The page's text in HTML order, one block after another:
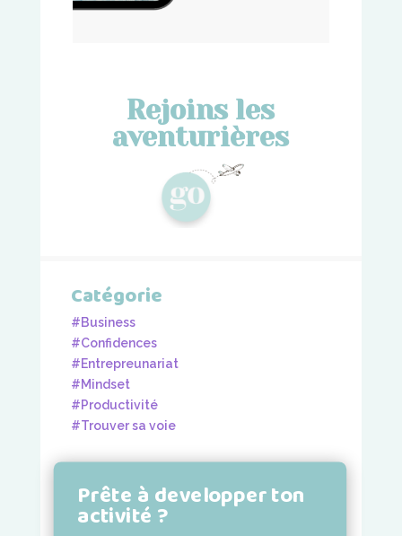
Rejoins les
aventurières
Catégorie
#Business
#Confidences
#Entrepreunariat
#Mindset
#Productivité
#Trouver sa voie
Prête à developper ton
activité ?